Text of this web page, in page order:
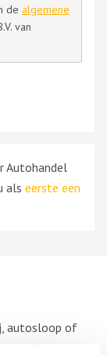
de algemene
van
Autohandel
als eerste een
autosloop of
Verstappen